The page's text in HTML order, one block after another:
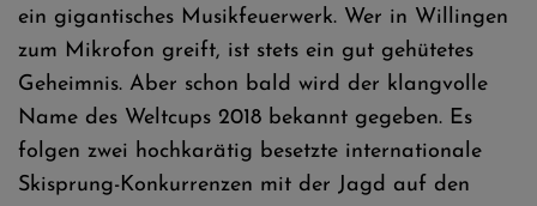
ein gigantisches Musikfeuerwerk. Wer in Willingen
zum Mikrofon greift, ist stets ein gut gehütetes
Geheimnis. Aber schon bald wird der klangvolle
Name des Weltcups 2018 bekannt gegeben. Es
folgen zwei hochkarätig besetzte internationale
Skisprung-Konkurrenzen mit der Jagd auf den